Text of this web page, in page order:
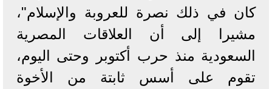
كان في ذلك نصرة للعروبة والإسلام"،
مشيرا إلى أن العلاقات المصرية
السعودية منذ حرب أكتوبر وحتى اليوم،
تقوم على أسس ثابتة من الأخوة